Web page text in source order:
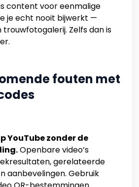
content voor eenmalige
je echt nooit bijwerkt —
Zelfs dan is
fouten met
YouTube zonder de
Openbare video’s
gerelateerde
aanbevelingen. Gebruik